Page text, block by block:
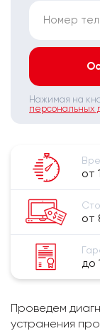
Номер
Нажимая на
персональных
от
от
до
Проведем
устранения